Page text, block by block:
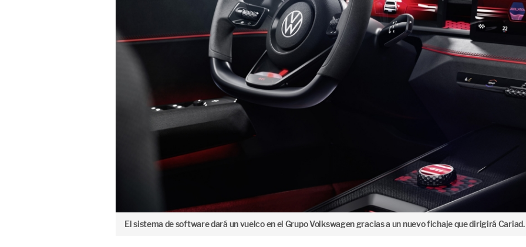
El sistema de software dará un vuelco en el Grupo Volkswagen gracias a un nuevo fichaje que dirigirá Cariad.